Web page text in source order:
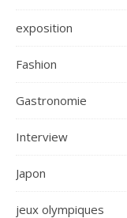
exposition
Fashion
Gastronomie
Interview
Japon
jeux olympiques